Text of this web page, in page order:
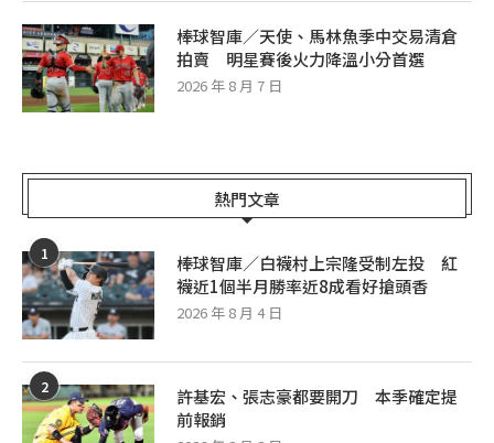
棒球智庫／天使、馬林魚季中交易清倉
拍賣 明星賽後火力降溫小分首選
2026 年 8 月 7 日
熱門文章
1
棒球智庫／白襪村上宗隆受制左投 紅
襪近1個半月勝率近8成看好搶頭香
2026 年 8 月 4 日
2
許基宏、張志豪都要開刀 本季確定提
前報銷